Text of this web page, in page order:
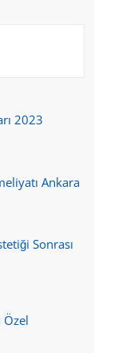
2023
Ankara
Sonrası
Özel